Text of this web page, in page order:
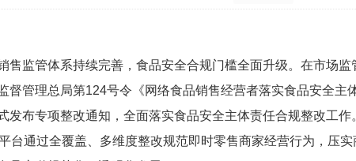
售监管体系持续完善，食品安全合规门槛全面升级。在市场
督管理总局第124号令《网络食品销售经营者落实食品安全主
发布专项整改通知，全面落实食品安全主体责任合规整改工
台通过全覆盖、多维度整改规范即时零售商家经营行为，压